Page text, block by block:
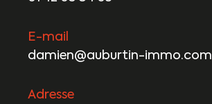
E-mail
damien@auburtin-immo.com
Adresse